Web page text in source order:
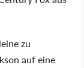
zu
auf eine